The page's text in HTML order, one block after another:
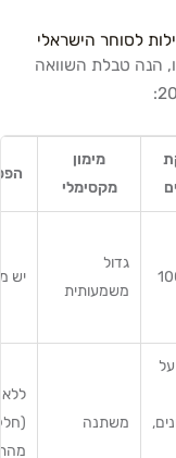
לסוחר הישראלי
הנה טבלת השוואה
מימון
מקסימלי
גדול
משמעותית
יש
100% על
משתנה